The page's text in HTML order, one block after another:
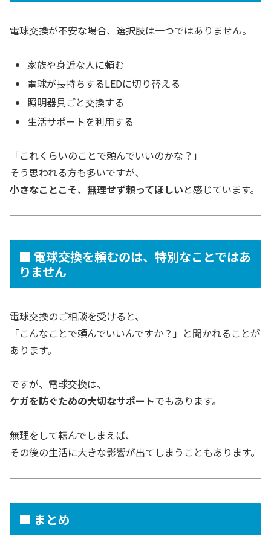
電球交換が不安な場合、選択肢は一つではありません。
家族や身近な人に頼む
電球が長持ちするLEDに切り替える
照明器具ごと交換する
生活サポートを利用する
「これくらいのことで頼んでいいのかな？」
そう思われる方も多いですが、
小さなことこそ、無理せず頼ってほしいと感じています。
■ 電球交換を頼むのは、特別なことではあ
りません
電球交換のご相談を受けると、
「こんなことで頼んでいいんですか？」と聞かれることが
あります。
ですが、電球交換は、
ケガを防ぐための大切なサポートでもあります。
無理をして転んでしまえば、
その後の生活に大きな影響が出てしまうこともあります。
■ まとめ